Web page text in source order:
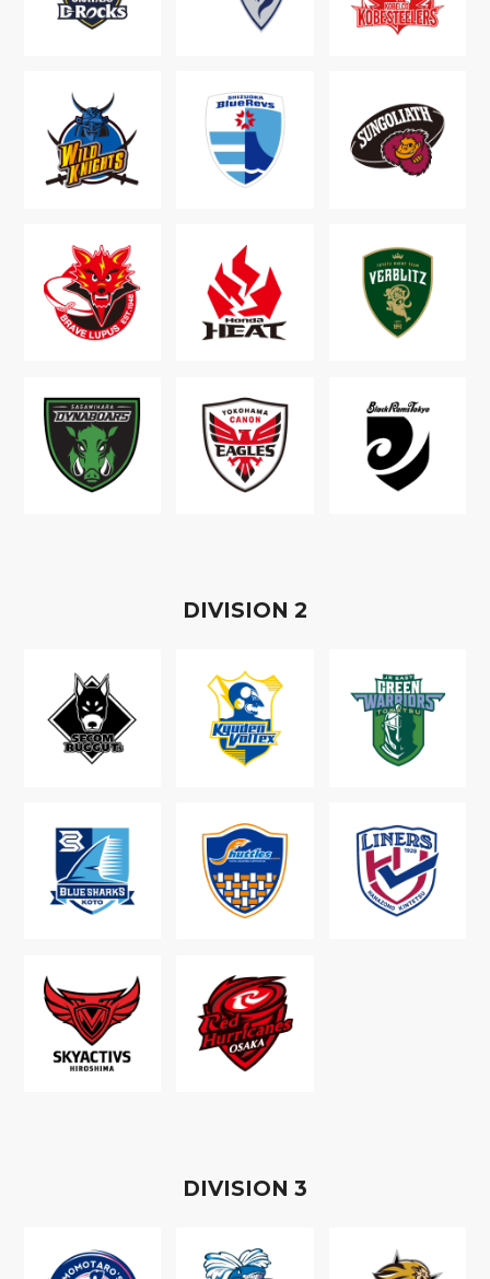
DIVISION 2
DIVISION 3